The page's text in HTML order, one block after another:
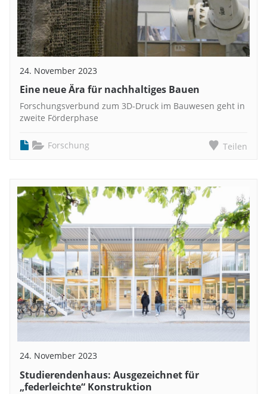
24. November 2023
Eine neue Ära für nachhaltiges Bauen
Forschungsverbund zum 3D-Druck im Bauwesen geht in
zweite Förderphase
Forschung Teilen
24. November 2023
Studierendenhaus: Ausgezeichnet für
„federleichte“ Konstruktion